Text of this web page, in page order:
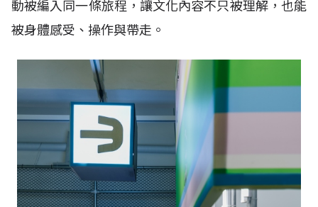
動被編入同一條旅程，讓文化內容不只被理解，也能
被身體感受、操作與帶走。